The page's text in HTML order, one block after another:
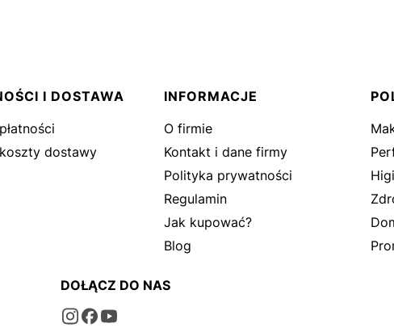
I DOSTAWA
dostawy
INFORMACJE
O firmie
Kontakt i dane firmy
Polityka prywatności
Regulamin
Jak kupować?
Blog
DOŁĄCZ DO NAS